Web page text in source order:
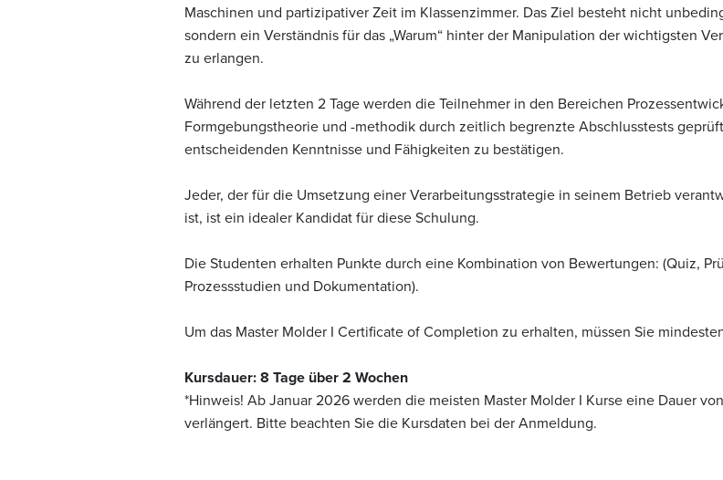
Maschinen und partizipativer Zeit im Klassenzimmer. Das Ziel besteht nicht
sondern ein Verständnis für das „Warum“ hinter der Manipulation der wichtigsten
zu erlangen.
Während der letzten 2 Tage werden die Teilnehmer in den Bereichen
Formgebungstheorie und -methodik durch zeitlich begrenzte Abschlusstests
entscheidenden Kenntnisse und Fähigkeiten zu bestätigen.
Jeder, der für die Umsetzung einer Verarbeitungsstrategie in seinem Betrieb
ist, ist ein idealer Kandidat für diese Schulung.
Die Studenten erhalten Punkte durch eine Kombination von Bewertungen: (Quiz,
Prozessstudien und Dokumentation).
Um das Master Molder I Certificate of Completion zu erhalten, müssen Sie
Kursdauer: 8 Tage über 2 Wochen
*Hinweis! Ab Januar 2026 werden die meisten Master Molder I Kurse eine Dauer
verlängert. Bitte beachten Sie die Kursdaten bei der Anmeldung.